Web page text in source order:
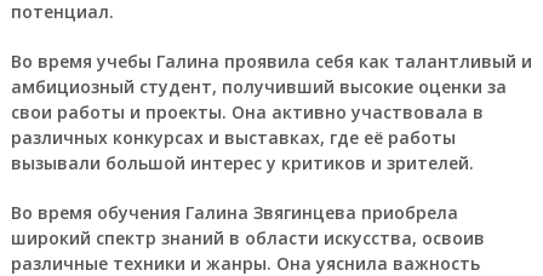
потенциал.
Во время учебы Галина проявила себя как талантливый и
амбициозный студент, получивший высокие оценки за
свои работы и проекты. Она активно участвовала в
различных конкурсах и выставках, где её работы
вызывали большой интерес у критиков и зрителей.
Во время обучения Галина Звягинцева приобрела
широкий спектр знаний в области искусства, освоив
различные техники и жанры. Она уяснила важность